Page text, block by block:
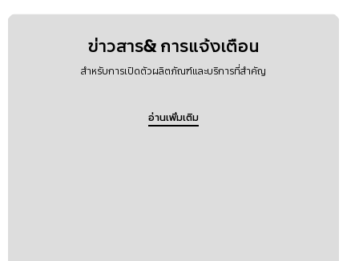
ข่าวสาร& การแจ้งเตือน
สำหรับการเปิดตัวผลิตภัณฑ์และบริการที่สำคัญ
อ่านเพิ่มเติม